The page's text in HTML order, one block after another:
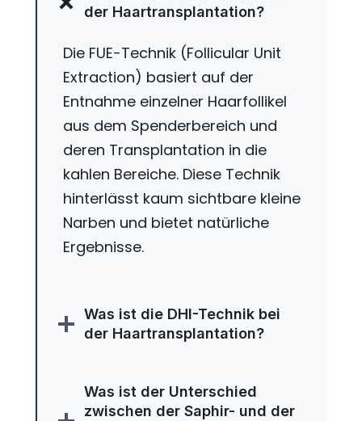
der Haartransplantation?
Die FUE-Technik (Follicular Unit
Extraction) basiert auf der
Entnahme einzelner Haarfollikel
aus dem Spenderbereich und
deren Transplantation in die
kahlen Bereiche. Diese Technik
hinterlässt kaum sichtbare kleine
Narben und bietet natürliche
Ergebnisse.
Was ist die DHI-Technik bei
der Haartransplantation?
Was ist der Unterschied
zwischen der Saphir- und der